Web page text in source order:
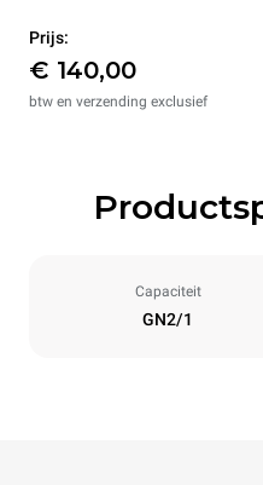
Prijs:
€ 140,00
btw en verzending exclusief
Capaciteit
GN2/1